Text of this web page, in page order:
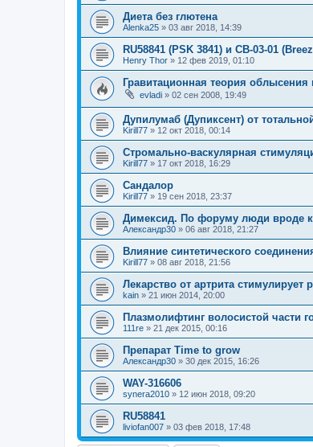
Диета без глютена
Alenka25 » 03 авг 2018, 14:39
RU58841 (PSK 3841) и CB-03-01
Henry Thor » 12 фев 2019, 01:10
Гравитационная теория облысения
evladi » 02 сен 2008, 19:49
Дупилумаб (Дупиксент) от
Kirill77 » 12 окт 2018, 00:14
Стромально-васкулярная
Kirill77 » 17 окт 2018, 16:29
Сандалор
Kirill77 » 19 сен 2018, 23:37
Димексид. По форуму люди вроде
Александр30 » 06 авг 2018, 21:27
Влияние синтетического
Kirill77 » 08 авг 2018, 21:56
Лекарство от артрита стимулирует
kain » 21 июн 2014, 20:00
Плазмолифтинг волосистой части
111re » 21 дек 2015, 00:16
Препарат Time to grow
Александр30 » 30 дек 2015, 16:26
WAY-316606
synera2010 » 12 июн 2018, 09:20
RU58841
liviofan007 » 03 фев 2018, 17:48